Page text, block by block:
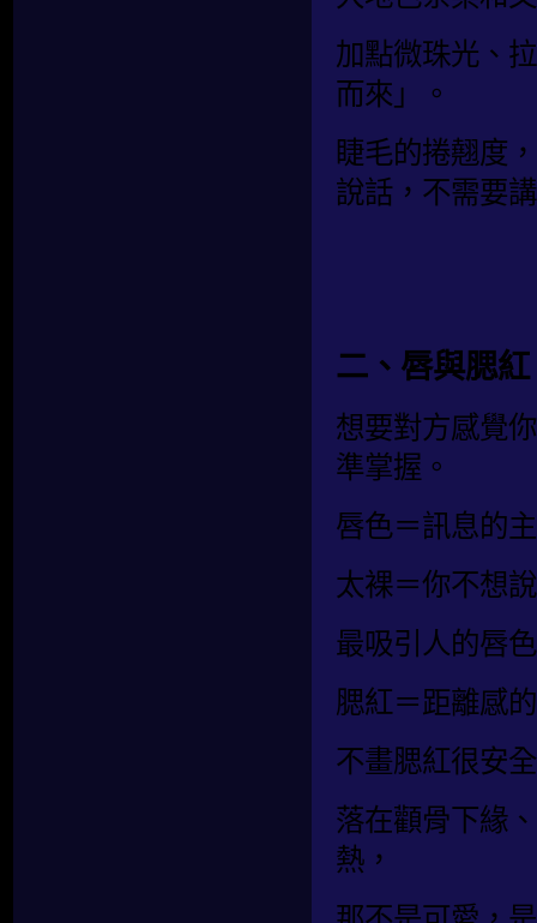
加點微珠光、
而來」。
睫毛的捲翹度
說話，不需要
二、唇與腮
想要對方感覺
準掌握。
唇色＝訊息的
太裸＝你不想
最吸引人的唇
腮紅＝距離感
不畫腮紅很安
落在顴骨下緣
熱，